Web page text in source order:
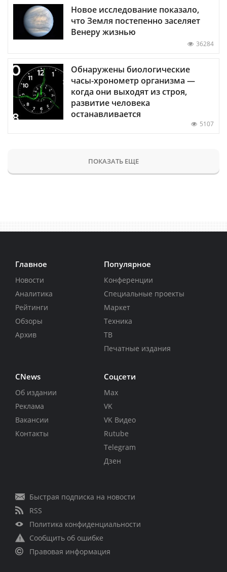
Новое исследование показало,
что Земля постепенно заселяет
Венеру жизнью
36284
Обнаружены биологические
часы-хронометр организма —
когда они выходят из строя,
развитие человека
останавливается
5107
ПОКАЗАТЬ ЕЩЕ
Главное
Новости
Аналитика
Рейтинги
Обзоры
Архив
Популярное
Конференции
Специальные проекты
Маркет
Техника
ТВ
Печатные издания
CNews
Об издании
Реклама
Вакансии
Контакты
Соцсети
Max
VK
VK Видео
Rutube
Telegram
Дзен
Быстрая подписка на новости
RSS
Политика конфиденциальности
Сообщить об ошибке
Правовая информация